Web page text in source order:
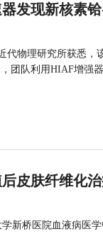
发现新核素铪
代物理研究所获悉
团队利用HIAF增强
皮肤纤维化
新桥医院血液病医